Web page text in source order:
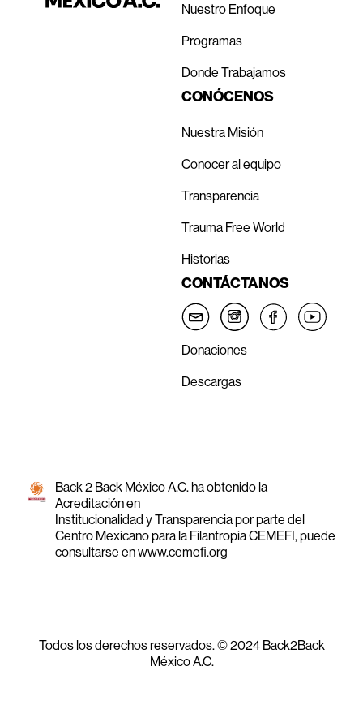
Nuestro Enfoque
Programas
Donde Trabajamos
CONÓCENOS
Nuestra Misión
Conocer al equipo
Transparencia
Trauma Free World
Historias
CONTÁCTANOS
Donaciones
Descargas
Back 2 Back México A.C. ha obtenido la
Acreditación en
Institucionalidad y Transparencia por parte del
Centro Mexicano para la Filantropia CEMEFI, puede
consultarse enwww.cemefi.org
Todos los derechos reservados. © 2024 Back2Back
México A.C.